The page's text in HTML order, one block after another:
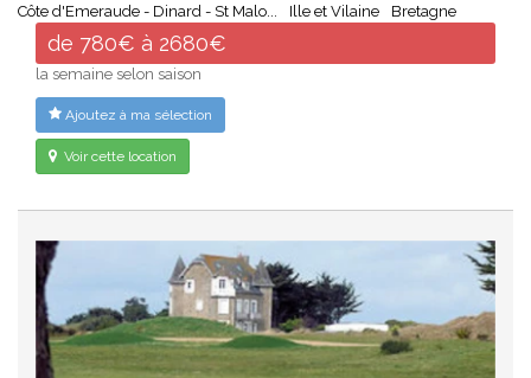
Côte d'Emeraude - Dinard - St Malo...
Ille et Vilaine Bretagne
de 780€ à 2680€
la semaine selon saison
Ajoutez à ma sélection
Voir cette location